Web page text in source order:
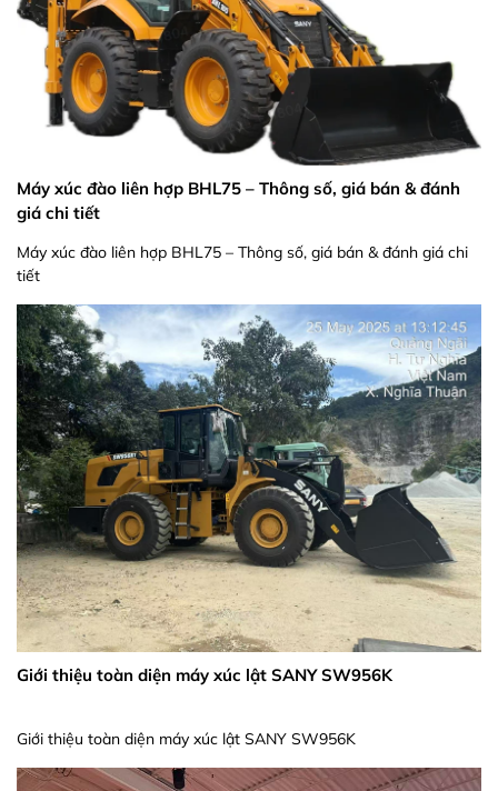
Máy xúc đào liên hợp BHL75 – Thông số, giá bán & đánh
giá chi tiết
Máy xúc đào liên hợp BHL75 – Thông số, giá bán & đánh giá chi
tiết
Giới thiệu toàn diện máy xúc lật SANY SW956K
Giới thiệu toàn diện máy xúc lật SANY SW956K